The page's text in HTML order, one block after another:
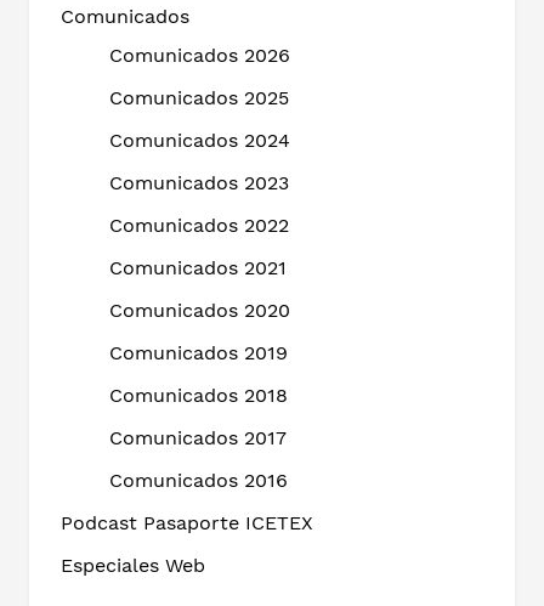
Comunicados
Comunicados 2026
Comunicados 2025
Comunicados 2024
Comunicados 2023
Comunicados 2022
Comunicados 2021
Comunicados 2020
Comunicados 2019
Comunicados 2018
Comunicados 2017
Comunicados 2016
Podcast Pasaporte ICETEX
Especiales Web